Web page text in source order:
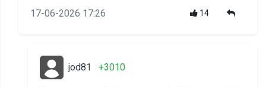
17-06-2026 17:26 14
jod81 +3010